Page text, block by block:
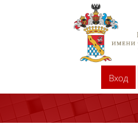
Перейти к основному содержанию
Вход